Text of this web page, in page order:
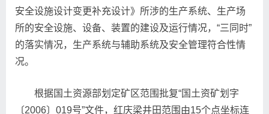
安全设施设计变更补充设计》所涉的生产系统、生产场
所的安全设施、设备、装置的建设及运行情况，“三同时”
的落实情况，生产系统与辅助系统及安全管理符合性情
况。
根据国土资源部划定矿区范围批复“国土资矿划字
〔2006〕019号”文件，红庆梁井田范围由15个点坐标连